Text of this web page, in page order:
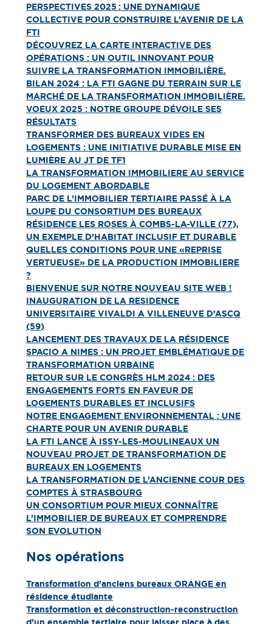
PERSPECTIVES 2025 : UNE DYNAMIQUE
COLLECTIVE POUR CONSTRUIRE L’AVENIR DE LA
FTI
DÉCOUVREZ LA CARTE INTERACTIVE DES
OPÉRATIONS : UN OUTIL INNOVANT POUR
SUIVRE LA TRANSFORMATION IMMOBILIÈRE.
BILAN 2024 : LA FTI GAGNE DU TERRAIN SUR LE
MARCHÉ DE LA TRANSFORMATION IMMOBILIÈRE.
VOEUX 2025 : NOTRE GROUPE DÉVOILE SES
RÉSULTATS
TRANSFORMER DES BUREAUX VIDES EN
LOGEMENTS : UNE INITIATIVE DURABLE MISE EN
LUMIÈRE AU JT DE TF1
LA TRANSFORMATION IMMOBILIERE AU SERVICE
DU LOGEMENT ABORDABLE
PARC DE L’IMMOBILIER TERTIAIRE PASSÉ À LA
LOUPE DU CONSORTIUM DES BUREAUX
RÉSIDENCE LES ROSES À COMBS-LA-VILLE (77),
UN EXEMPLE D’HABITAT INCLUSIF ET DURABLE
QUELLES CONDITIONS POUR UNE « REPRISE
VERTUEUSE » DE LA PRODUCTION IMMOBILIERE
?
BIENVENUE SUR NOTRE NOUVEAU SITE WEB !
INAUGURATION DE LA RESIDENCE
UNIVERSITAIRE VIVALDI A VILLENEUVE D’ASCQ
(59)
LANCEMENT DES TRAVAUX DE LA RÉSIDENCE
SPACIO A NIMES : UN PROJET EMBLÉMATIQUE DE
TRANSFORMATION URBAINE
RETOUR SUR LE CONGRÈS HLM 2024 : DES
ENGAGEMENTS FORTS EN FAVEUR DE
LOGEMENTS DURABLES ET INCLUSIFS
NOTRE ENGAGEMENT ENVIRONNEMENTAL : UNE
CHARTE POUR UN AVENIR DURABLE
LA FTI LANCE À ISSY-LES-MOULINEAUX UN
NOUVEAU PROJET DE TRANSFORMATION DE
BUREAUX EN LOGEMENTS
LA TRANSFORMATION DE L’ANCIENNE COUR DES
COMPTES À STRASBOURG
UN CONSORTIUM POUR MIEUX CONNAÎTRE
L’IMMOBILIER DE BUREAUX ET COMPRENDRE
SON EVOLUTION
Nos opérations
Transformation d’anciens bureaux ORANGE en
résidence étudiante
Transformation et déconstruction-reconstruction